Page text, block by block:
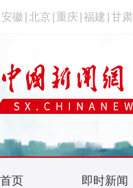
安徽 北京 重庆 福建 甘肃
首页 即时新闻